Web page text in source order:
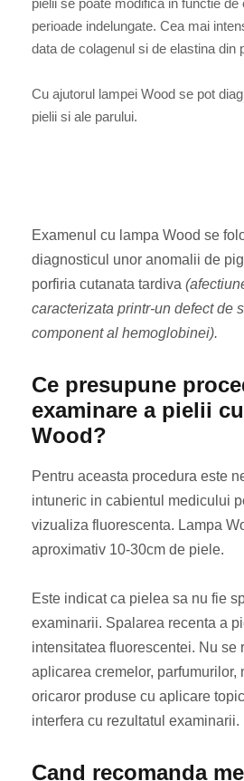
perioade indelungate. Cea mai
data de colagenul si de elastina din
Cu ajutorul lampei Wood se pot
pielii si ale parului.
Examenul cu lampa Wood se
diagnosticul unor anomalii de
porfiria cutanata tardiva
caracterizata printr-un defect de
component al hemoglobinei).
Ce presupune
examinare a pielii
Wood?
Pentru aceasta procedura este
intuneric in cabientul medicului
vizualiza fluorescenta. Lampa
aproximativ 10-30cm de piele.
Este indicat ca pielea sa nu fie
examinarii. Spalarea recenta a
intensitatea fluorescentei. Nu se
aplicarea cremelor, parfumurilor,
oricaror produse cu aplicare
interfera cu rezultatul examinarii.
Cand recomanda